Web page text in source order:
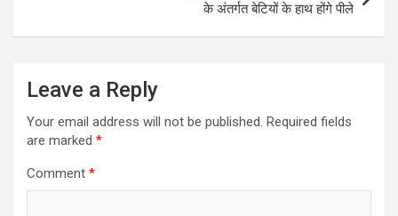
के अंतर्गत बेटियों के हाथ होंगे पीले
Leave a Reply
Your email address will not be published. Required fields
are marked *
Comment *